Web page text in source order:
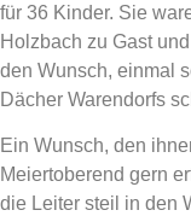
für 36 Kinder. Sie
Holzbach zu Gast
den Wunsch, einmal
Dächer Warendorfs
Ein Wunsch, den
Meiertoberend gern
die Leiter steil in den